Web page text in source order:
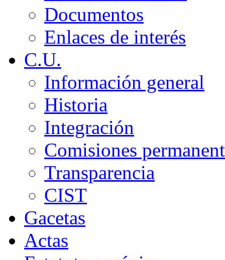
Documentos
Enlaces de interés
C.U.
Información general
Historia
Integración
Comisiones
Transparencia
CIST
Gacetas
Actas